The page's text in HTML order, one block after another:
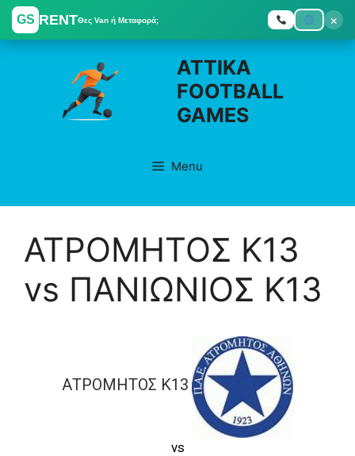
GS RENTΘες Van ή Μεταφορά;
×
Skip
ATTIKA
FOOTBALL
GAMES
Menu
ΑΤΡΟΜΗΤΟΣ K13
vs ΠΑΝΙΩΝΙΟΣ K13
ΑΤΡΟΜΗΤΟΣ K13
vs